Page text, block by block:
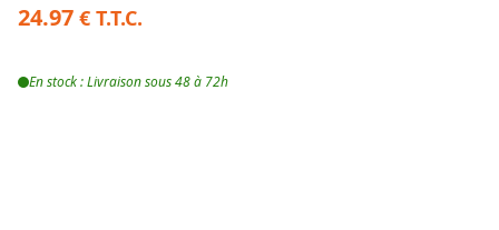
24.97 € T.T.C.
En stock : Livraison sous 48 à 72h